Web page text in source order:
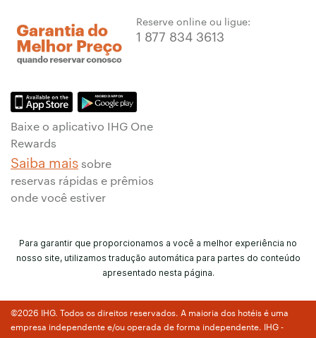
Reserve online ou ligue:
1 877 834 3613
Baixe o aplicativo IHG One
Rewards
Saiba mais sobre
reservas rápidas e prêmios
onde você estiver
Para garantir que proporcionamos a você a melhor experiência no
nosso site, utilizamos tradução automática para partes do conteúdo
apresentado nesta página.
©2026 IHG. Todos os direitos reservados. A maioria dos hotéis é uma
empresa independente e/ou operada de forma independente. IHG -